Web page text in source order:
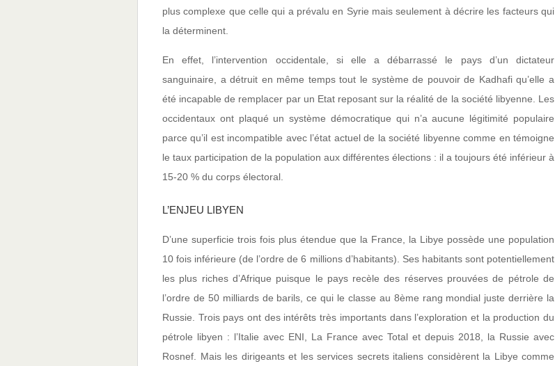
plus complexe que celle qui a prévalu en Syrie mais seulement à décrire les facteurs qui
la déterminent.
En effet, l’intervention occidentale, si elle a débarrassé le pays d’un dictateur
sanguinaire, a détruit en même temps tout le système de pouvoir de Kadhafi qu’elle a
été incapable de remplacer par un Etat reposant sur la réalité de la société libyenne. Les
occidentaux ont plaqué un système démocratique qui n’a aucune légitimité populaire
parce qu’il est incompatible avec l’état actuel de la société libyenne comme en témoigne
le taux participation de la population aux différentes élections : il a toujours été inférieur à
15-20 % du corps électoral.
L’ENJEU LIBYEN
D’une superficie trois fois plus étendue que la France, la Libye possède une population
10 fois inférieure (de l’ordre de 6 millions d’habitants). Ses habitants sont potentiellement
les plus riches d’Afrique puisque le pays recèle des réserves prouvées de pétrole de
l’ordre de 50 milliards de barils, ce qui le classe au 8ème rang mondial juste derrière la
Russie. Trois pays ont des intérêts très importants dans l’exploration et la production du
pétrole libyen : l’Italie avec ENI, La France avec Total et depuis 2018, la Russie avec
Rosnef. Mais les dirigeants et les services secrets italiens considèrent la Libye comme